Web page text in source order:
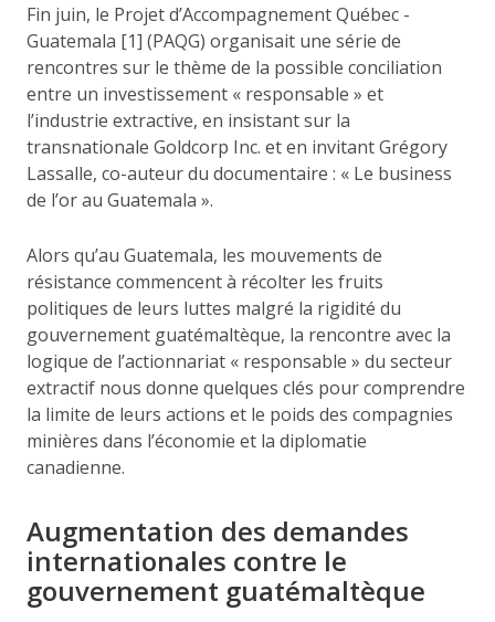
Fin juin, le Projet d’Accompagnement Québec -
Guatemala [1] (PAQG) organisait une série de
rencontres sur le thème de la possible conciliation
entre un investissement « responsable » et
l’industrie extractive, en insistant sur la
transnationale Goldcorp Inc. et en invitant Grégory
Lassalle, co-auteur du documentaire : « Le business
de l’or au Guatemala ».
Alors qu’au Guatemala, les mouvements de
résistance commencent à récolter les fruits
politiques de leurs luttes malgré la rigidité du
gouvernement guatémaltèque, la rencontre avec la
logique de l’actionnariat « responsable » du secteur
extractif nous donne quelques clés pour comprendre
la limite de leurs actions et le poids des compagnies
minières dans l’économie et la diplomatie
canadienne.
Augmentation des demandes
internationales contre le
gouvernement guatémaltèque